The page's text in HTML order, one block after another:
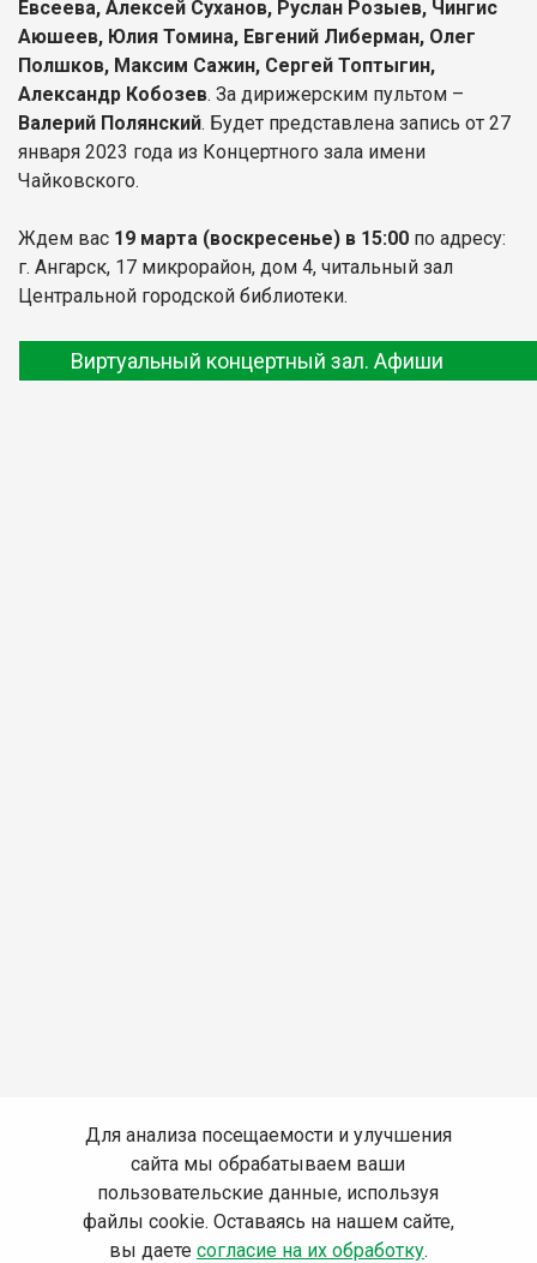
Евсеева, Алексей Суханов, Руслан Розыев, Чингис
Аюшеев, Юлия Томина, Евгений Либерман, Олег
Полшков, Максим Сажин, Сергей Топтыгин,
Александр Кобозев. За дирижерским пультом –
Валерий Полянский. Будет представлена запись от 27
января 2023 года из Концертного зала имени
Чайковского.
Ждем вас 19 марта (воскресенье) в 15:00 по адресу:
г. Ангарск, 17 микрорайон, дом 4, читальный зал
Центральной городской библиотеки.
Виртуальный концертный зал. Афиши
Для анализа посещаемости и улучшения
сайта мы обрабатываем ваши
пользовательские данные, используя
файлы cookie. Оставаясь на нашем сайте,
вы даете согласие на их обработку.